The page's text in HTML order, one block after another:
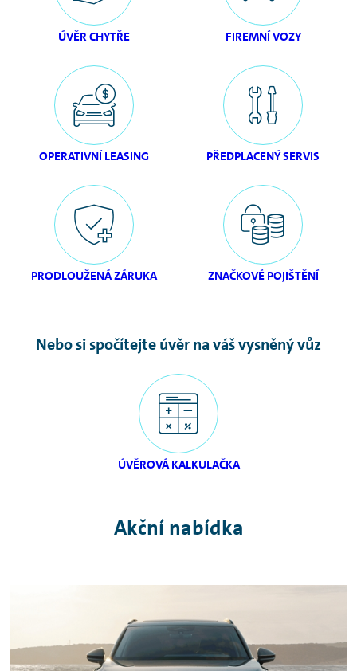
ÚVĚR CHYTŘE FIREMNÍ VOZY
OPERATIVNÍ LEASING PŘEDPLACENÝ SERVIS
PRODLOUŽENÁ ZÁRUKA ZNAČKOVÉ POJIŠTĚNÍ
Nebo si spočítejte úvěr na váš vysněný vůz
ÚVĚROVÁ KALKULAČKA
Akční nabídka